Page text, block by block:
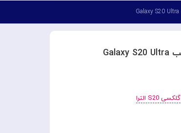
گلکسی S20 الترا